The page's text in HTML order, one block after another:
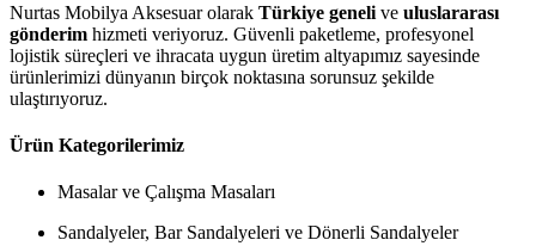
Nurtas Mobilya Aksesuar olarak Türkiye geneli ve uluslararası
gönderim hizmeti veriyoruz. Güvenli paketleme, profesyonel
lojistik süreçleri ve ihracata uygun üretim altyapımız sayesinde
ürünlerimizi dünyanın birçok noktasına sorunsuz şekilde
ulaştırıyoruz.
Ürün Kategorilerimiz
Masalar ve Çalışma Masaları
Sandalyeler, Bar Sandalyeleri ve Dönerli Sandalyeler